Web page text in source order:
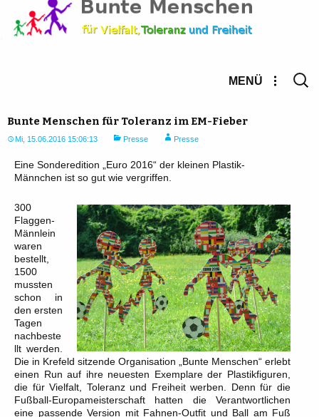
nach:
MENÜ
Bunte Menschen für Toleranz im EM-Fieber
Mi, 15.06.2016 15:06:13 Presse Presse
Eine Sonderedition „Euro 2016“ der kleinen Plastik-
Männchen ist so gut wie vergriffen.
300
Flaggen-
Männlein
waren
bestellt,
1500
mussten
schon in
den ersten
Tagen
nachbeste
llt werden.
Die in Krefeld sitzende Organisation „Bunte Menschen“ erlebt
einen Run auf ihre neuesten Exemplare der Plastikfiguren,
die für Vielfalt, Toleranz und Freiheit werben. Denn für die
Fußball-Europameisterschaft hatten die Verantwortlichen
eine passende Version mit Fahnen-Outfit und Ball am Fuß